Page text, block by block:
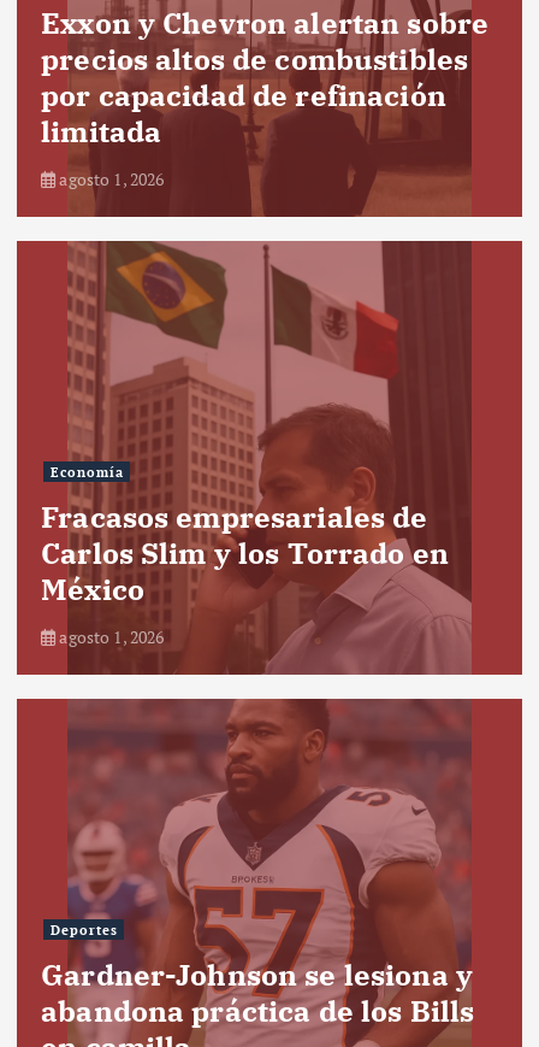
Exxon y Chevron alertan sobre
precios altos de combustibles
por capacidad de refinación
limitada
agosto 1, 2026
Economía
Fracasos empresariales de
Carlos Slim y los Torrado en
México
agosto 1, 2026
Deportes
Gardner-Johnson se lesiona y
abandona práctica de los Bills